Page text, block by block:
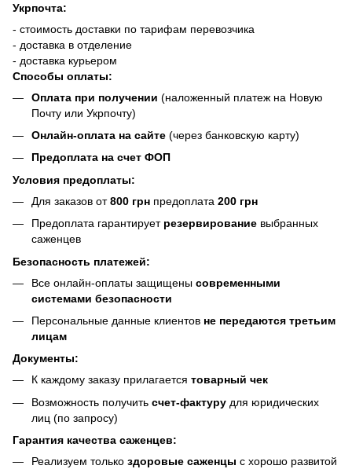
Укрпочта:
- стоимость доставки по тарифам перевозчика
- доставка в отделение
- доставка курьером
Способы оплаты:
Оплата при получении (наложенный платеж на Новую
Почту или Укрпочту)
Онлайн-оплата на сайте (через банковскую карту)
Предоплата на счет ФОП
Условия предоплаты:
Для заказов от800 грн предоплата 200 грн
Предоплата гарантирует резервирование выбранных
саженцев
Безопасность платежей:
Все онлайн-оплаты защищены современными
системами безопасности
Персональные данные клиентов не передаются третьим
лицам
Документы:
К каждому заказу прилагается товарный чек
Возможность получить счет-фактуру для юридических
лиц (по запросу)
Гарантия качества саженцев:
Реализуем только здоровые саженцы с хорошо развитой